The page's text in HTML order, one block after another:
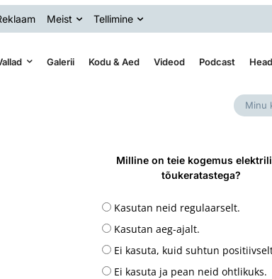
Meist Tellimine
Galerii Kodu & Aed Videod Podcast
Minu
Milline on teie kogemus
tõukeratastega?
Kasutan neid regulaarselt.
Kasutan aeg-ajalt.
Ei kasuta, kuid suhtun
Ei kasuta ja pean neid ohtlikuks.